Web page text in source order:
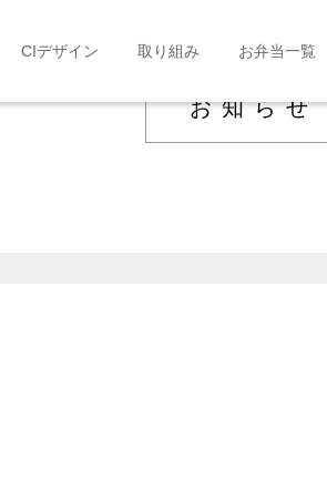
CIデザイン 取り組み お弁当一覧
お知らせ